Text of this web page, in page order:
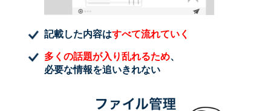
記載した内容はすべて流れていく
多くの話題が入り乱れるため、
必要な情報を追いきれない